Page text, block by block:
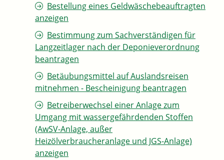
Bestellung eines Geldwäschebeauftragten
anzeigen
Bestimmung zum Sachverständigen für
Langzeitlager nach der Deponieverordnung
beantragen
Betäubungsmittel auf Auslandsreisen
mitnehmen - Bescheinigung beantragen
Betreiberwechsel einer Anlage zum
Umgang mit wassergefährdenden Stoffen
(AwSV-Anlage, außer
Heizölverbraucheranlage und JGS-Anlage)
anzeigen